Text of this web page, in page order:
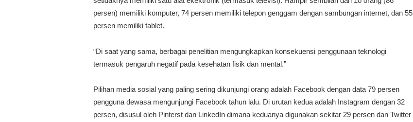
persen) memiliki komputer, 74 persen memiliki telepon genggam dengan sambungan internet, dan 55
persen memiliki tablet.
“Di saat yang sama, berbagai penelitian mengungkapkan konsekuensi penggunaan teknologi
termasuk pengaruh negatif pada kesehatan fisik dan mental.”
Pilihan media sosial yang paling sering dikunjungi orang adalah Facebook dengan data 79 persen
pengguna dewasa mengunjungi Facebook tahun lalu. Di urutan kedua adalah Instagram dengan 32
persen, disusul oleh Pinterst dan LinkedIn dimana keduanya digunakan sekitar 29 persen dan Twitter